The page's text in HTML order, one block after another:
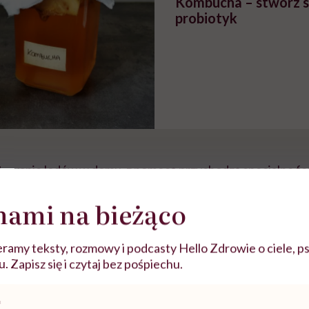
probiotyk
lodów w domu, z pomocą przychodzą specjalne
ale na pewno zdrowszy!
lody ze słonym
na bieżąco
teksty, rozmowy i podcasty Hello Zdrowie o ciele,
Zapisz się i czytaj bez pośpiechu.